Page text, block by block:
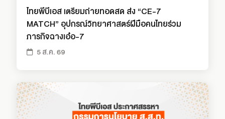
ไทยพีบีเอส เตรียมถ่ายทอดสด ส่ง “CE-7
MATCH” อุปกรณ์วิทยาศาสตร์ฝีมือคนไทยร่วม
ภารกิจฉางเอ๋อ-7
5 ส.ค. 69